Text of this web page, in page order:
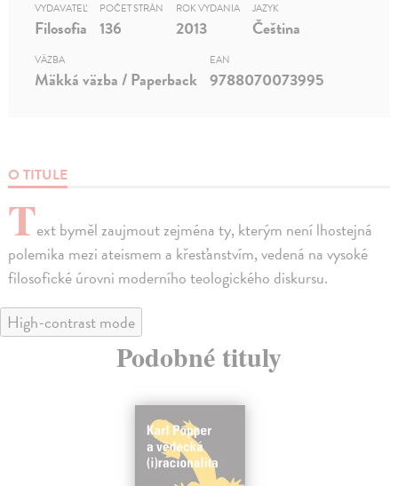
O TITULE
Text byměl zaujmout zejména ty, kterým není lhostejná
polemika mezi ateismem a křesťanstvím, vedená na vysoké
filosofické úrovni moderního teologického diskursu.
VYDAVATEĽ
Filosofia
POČET STRÁN
136
ROK VYDANIA
2013
JAZYK
Čeština
VÄZBA
Mäkká väzba / Paperback
EAN
9788070073995
High-contrast mode
Podobné tituly